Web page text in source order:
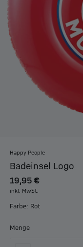
Happy People
Badeinsel Logo
19,95 €
inkl. MwSt.
Farbe: Rot
Menge